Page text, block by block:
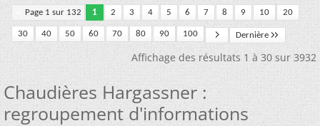
Page 1 sur 132 1 2 3 4 5 6 7 8 9 10 20
30 40 50 60 70 80 90 100 Dernière
Affichage des résultats 1 à 30 sur 3932
Chaudières Hargassner :
regroupement d'informations